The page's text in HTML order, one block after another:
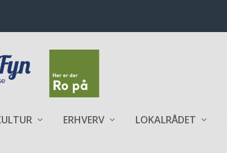
ERHVERV LOKALRÅDET